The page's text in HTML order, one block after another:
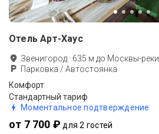
Отель Арт-Хаус
Звенигород · 635 м до Москвы-реки
Парковка / Автостоянка
Комфорт
Стандартный тариф
Моментальное подтверждение
от 7 700 ₽ для 2 гостей